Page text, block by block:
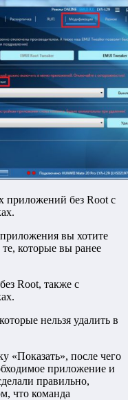
приложений без Root с
вы хотите
которые вы ранее
Root, также с
нельзя удалить в
«Показать», после чего
приложение и
правильно,
что команда